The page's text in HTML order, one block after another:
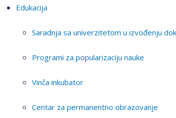
Edukacija
Saradnja sa univerzitetom u izvođenju
Programi za popularizaciju nauke
Vinča inkubator
Centar za permanentno obrazovanje